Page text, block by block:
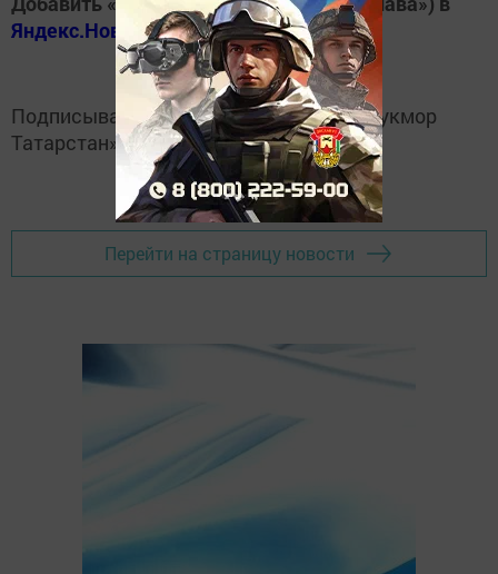
Яндекс.Новости
Подписывайтесь наTelegram-канал«Кукмор
Татарстан»
Перейти на страницу новости